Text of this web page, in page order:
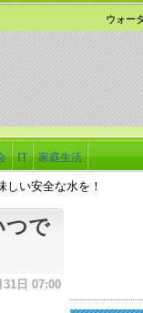
ウォー
IT 家庭生活
しい安全な水を！
つで
日 07:00